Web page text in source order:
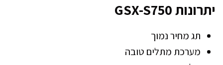
יתרונות GSX-S750
תג מחיר נמוך
מערכת מתלים טובה